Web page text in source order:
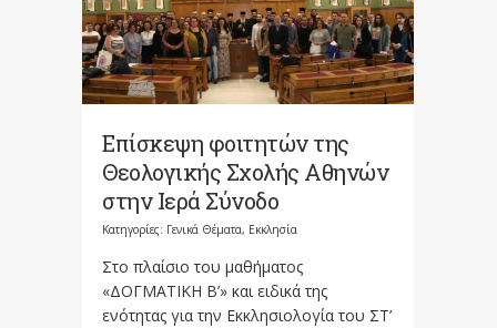
Επίσκεψη φοιτητών της
Θεολογικής Σχολής Αθηνών
στην Ιερά Σύνοδο
Κατηγορίες: Γενικά Θέματα, Εκκλησία
Στο πλαίσιο του μαθήματος
«ΔΟΓΜΑΤΙΚΗ Β’» και ειδικά της
ενότητας για την Εκκλησιολογία του ΣΤ’